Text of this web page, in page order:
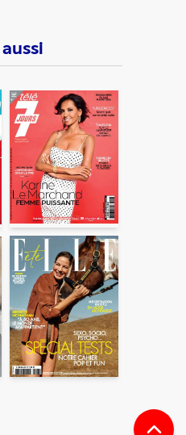
envoyer d’email indésirable.
votre ami ne sont utilisées que
elles seront
".